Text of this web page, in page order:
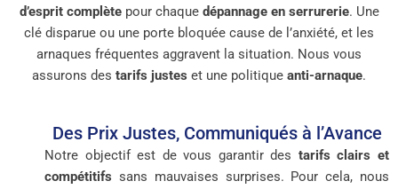
d’esprit complètepour chaque dépannage en serrurerie. Une
clé disparue ou une porte bloquée cause de l’anxiété, et les
arnaques fréquentes aggravent la situation. Nous vous
assurons des tarifs justes et une politique anti-arnaque.
Des Prix Justes, Communiqués à l’Avance
Notre objectif est de vous garantir des tarifs clairs et
compétitifs sans mauvaises surprises. Pour cela, nous